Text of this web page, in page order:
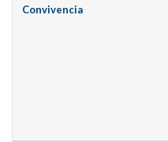
Convivencia